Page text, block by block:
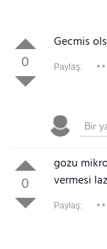
0
Gecmis
Paylaş:
0
gozu
vermesi
Paylaş: